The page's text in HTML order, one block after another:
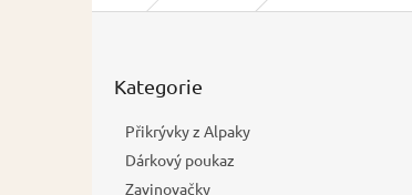
kategorie
Kategorie
Přikrývky z Alpaky
Dárkový poukaz
Zavinovačky